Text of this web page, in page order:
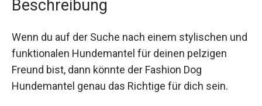
Beschreibung
Wenn du auf der Suche nach einem stylischen und
funktionalen Hundemantel für deinen pelzigen
Freund bist, dann könnte der Fashion Dog
Hundemantel genau das Richtige für dich sein.